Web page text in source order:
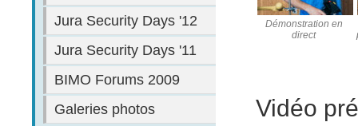
Jura Security Days '12
Jura Security Days '11
BIMO Forums 2009
Galeries photos
Démonstration en
direct
Vidéo